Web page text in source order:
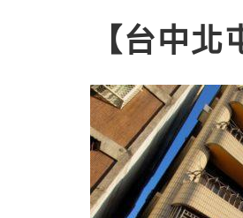
【台中